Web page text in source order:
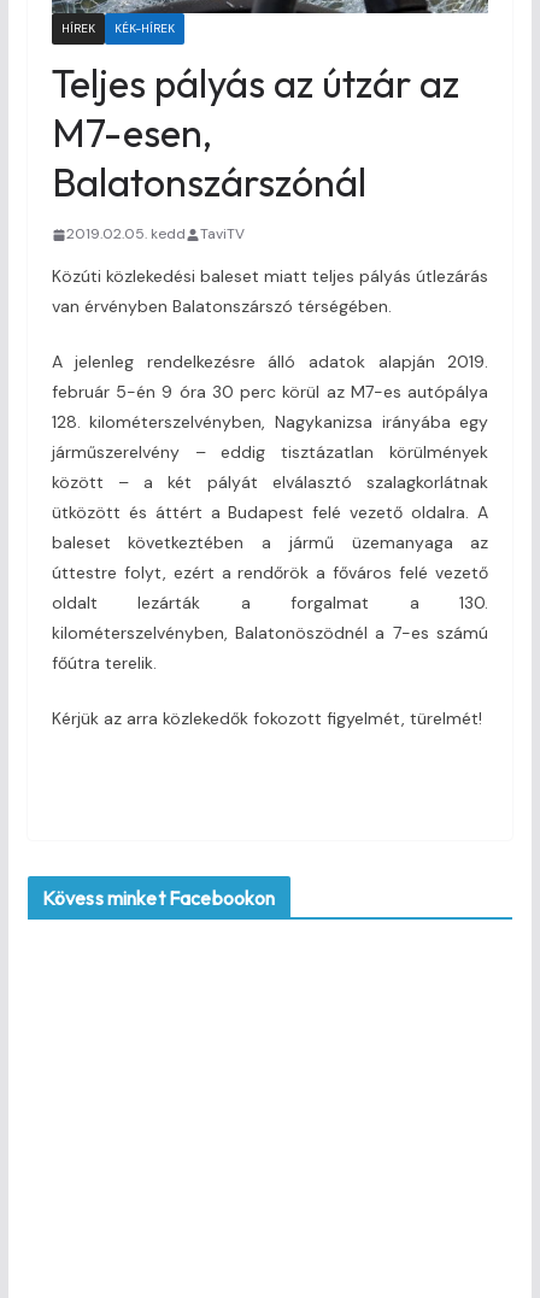
HÍREK KÉK-HÍREK
Teljes pályás az útzár az
M7-esen,
Balatonszárszónál
2019.02.05. kedd TaviTV
Közúti közlekedési baleset miatt teljes pályás útlezárás
van érvényben Balatonszárszó térségében.
A jelenleg rendelkezésre álló adatok alapján 2019.
február 5-én 9 óra 30 perc körül az M7-es autópálya
128. kilométerszelvényben, Nagykanizsa irányába egy
járműszerelvény – eddig tisztázatlan körülmények
között – a két pályát elválasztó szalagkorlátnak
ütközött és áttért a Budapest felé vezető oldalra. A
baleset következtében a jármű üzemanyaga az
úttestre folyt, ezért a rendőrök a főváros felé vezető
oldalt lezárták a forgalmat a 130.
kilométerszelvényben, Balatonöszödnél a 7-es számú
főútra terelik.
Kérjük az arra közlekedők fokozott figyelmét, türelmét!
Kövess minket Facebookon